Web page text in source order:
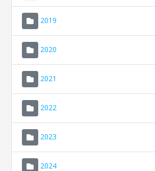
2019
2020
2021
2022
2023
2024